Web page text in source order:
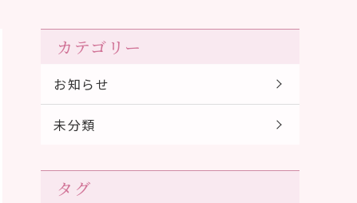
カテゴリー
お知らせ
未分類
タグ